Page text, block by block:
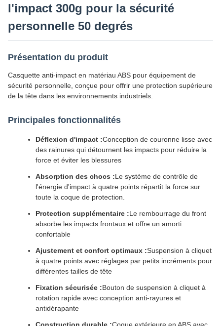
l'impact 300g pour la sécurité
personnelle 50 degrés
Présentation du produit
Casquette anti-impact en matériau ABS pour équipement de
sécurité personnelle, conçue pour offrir une protection supérieure
de la tête dans les environnements industriels.
Principales fonctionnalités
Déflexion d'impact :Conception de couronne lisse avec
des rainures qui détournent les impacts pour réduire la
force et éviter les blessures
Absorption des chocs :Le système de contrôle de
l'énergie d'impact à quatre points répartit la force sur
toute la coque de protection.
Protection supplémentaire :Le rembourrage du front
absorbe les impacts frontaux et offre un amorti
confortable
Ajustement et confort optimaux :Suspension à cliquet
à quatre points avec réglages par petits incréments pour
différentes tailles de tête
Fixation sécurisée :Bouton de suspension à cliquet à
rotation rapide avec conception anti-rayures et
antidérapante